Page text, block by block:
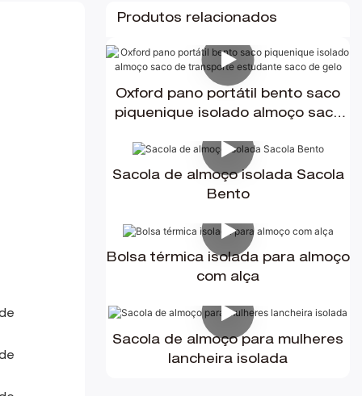
Produtos relacionados
Oxford pano portátil bento saco
piquenique isolado almoço saco
gelo
Sacola de almoço isolada Sacola
Bento
Bolsa térmica isolada para almoço
com alça
Sacola de almoço para mulheres
lancheira isolada